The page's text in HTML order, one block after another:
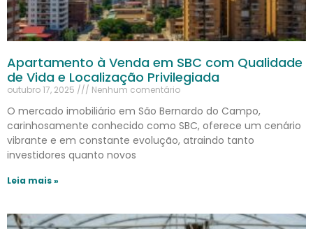
Apartamento à Venda em SBC com Qualidade
de Vida e Localização Privilegiada
outubro 17, 2025 Nenhum comentário
O mercado imobiliário em São Bernardo do Campo,
carinhosamente conhecido como SBC, oferece um cenário
vibrante e em constante evolução, atraindo tanto
investidores quanto novos
Leia mais »